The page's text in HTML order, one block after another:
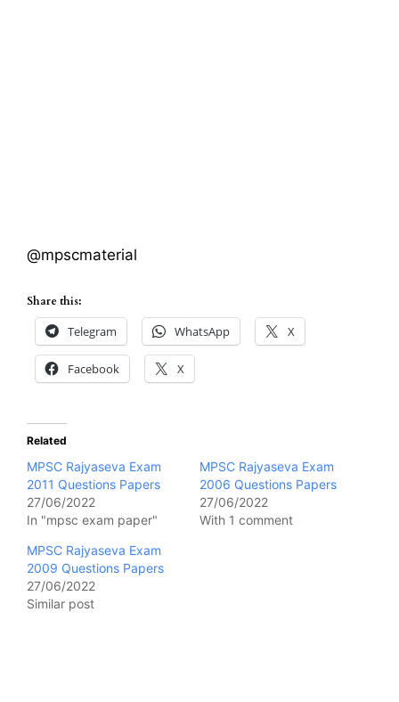
@mpscmaterial
Share this:
Telegram WhatsApp X
Facebook X
Related
MPSC Rajyaseva Exam
2011 Questions Papers
27/06/2022
In "mpsc exam paper"
MPSC Rajyaseva Exam
2006 Questions Papers
27/06/2022
With 1 comment
MPSC Rajyaseva Exam
2009 Questions Papers
27/06/2022
Similar post